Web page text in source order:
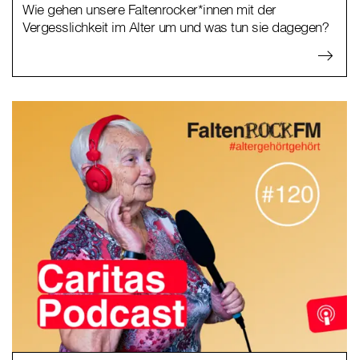
Wie gehen unsere Faltenrocker*innen mit der
Vergesslichkeit im Alter um und was tun sie dagegen?